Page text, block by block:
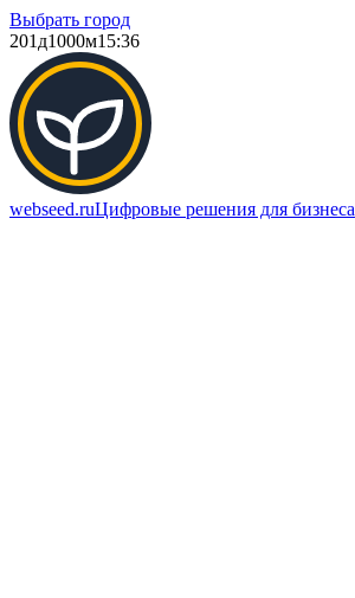
Выбрать город
201д1000м15:36
webseed.ruЦифровые решения для бизнеса